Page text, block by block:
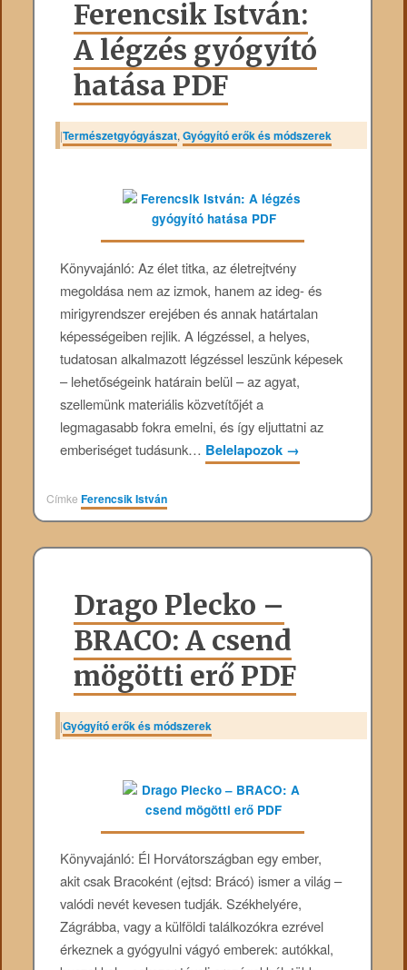
Ferencsik István:
A légzés gyógyító
hatása PDF
|Természetgyógyászat,Gyógyító erők és módszerek
Könyvajánló: Az élet titka, az életrejtvény
megoldása nem az izmok, hanem az ideg- és
mirigyrendszer erejében és annak határtalan
képességeiben rejlik. A légzéssel, a helyes,
tudatosan alkalmazott légzéssel leszünk képesek
– lehetőségeink határain belül – az agyat,
szellemünk materiális közvetítőjét a
legmagasabb fokra emelni, és így eljuttatni az
emberiséget tudásunk… Belelapozok →
CímkeFerencsik István
Drago Plecko –
BRACO: A csend
mögötti erő PDF
|Gyógyító erők és módszerek
Könyvajánló: Él Horvátországban egy ember,
akit csak Bracoként (ejtsd: Brácó) ismer a világ –
valódi nevét kevesen tudják. Székhelyére,
Zágrábba, vagy a külföldi találkozókra ezrével
érkeznek a gyógyulni vágyó emberek: autókkal,